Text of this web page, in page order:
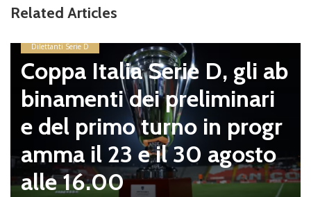
Related Articles
Dilettanti Serie D
Coppa Italia Serie D, gli ab
binamenti dei preliminari
e del primo turno in progr
amma il 23 e il 30 agosto
alle 16.00